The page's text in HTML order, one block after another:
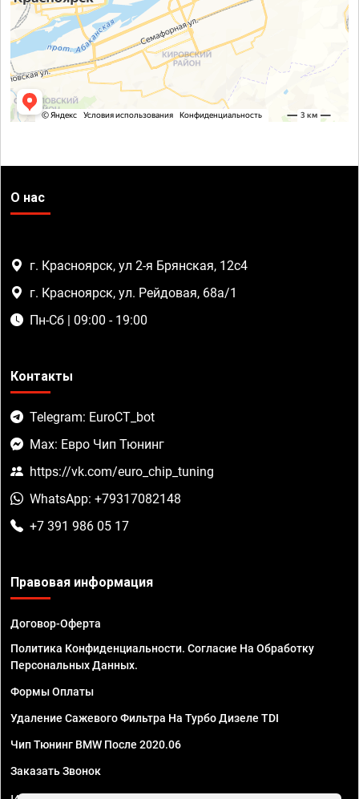
О нас
г. Красноярск, ул 2-я Брянская, 12с4
г. Красноярск, ул. Рейдовая, 68а/1
Пн-Сб | 09:00 - 19:00
Контакты
Telegram: EuroCT_bot
Max: Евро Чип Тюнинг
https://vk.com/euro_chip_tuning
WhatsApp: +79317082148
+7 391 986 05 17
Правовая информация
Договор-Оферта
Политика Конфиденциальности. Согласие На Обработку
Персональных Данных.
Формы Оплаты
Удаление Сажевого Фильтра На Турбо Дизеле TDI
Чип Тюнинг BMW После 2020.06
Заказать Звонок